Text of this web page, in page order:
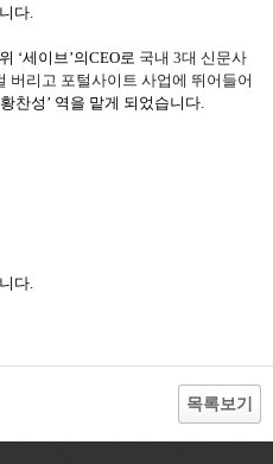
다
위 ‘세이브 ’의CEO로 국내 3대 신문사
버리고 포털사이트 사업에 뛰어들어
황찬성’ 역을 맡게 되었습니다
다
목록보기